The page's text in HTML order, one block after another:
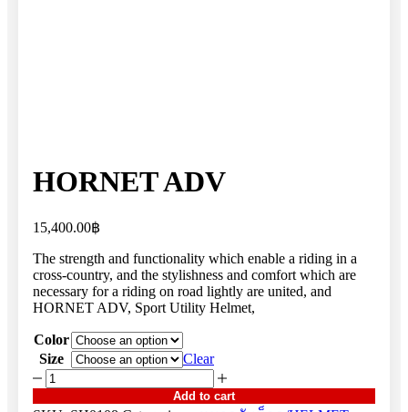
HORNET ADV
15,400.00฿
The strength and functionality which enable a riding in a
cross-country, and the stylishness and comfort which are
necessary for a riding on road lightly are united, and
HORNET ADV, Sport Utility Helmet,
Color
Size
Clear
HORNET
ADV
quantity
Add to cart